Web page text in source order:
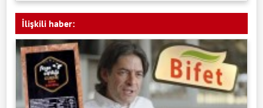
İlişkili haber: